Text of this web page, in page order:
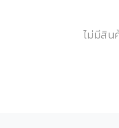
ไม่มีสิน